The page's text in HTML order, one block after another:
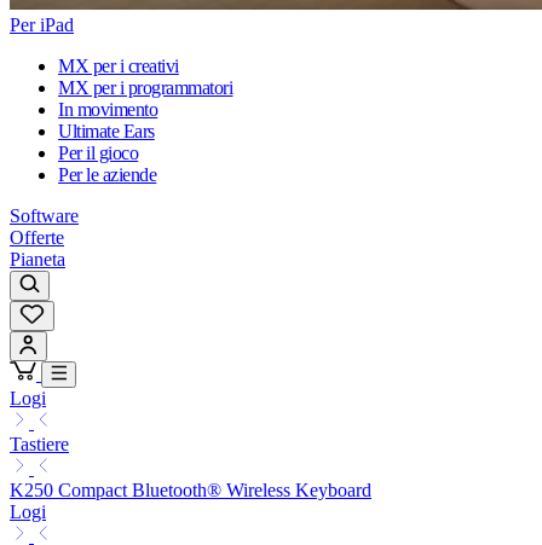
Per iPad
MX per i creativi
MX per i programmatori
In movimento
Ultimate Ears
Per il gioco
Per le aziende
Software
Offerte
Pianeta
Logi
Tastiere
K250 Compact Bluetooth® Wireless Keyboard
Logi